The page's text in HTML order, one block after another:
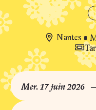
Nantes •
Mer. 17 juin 2026